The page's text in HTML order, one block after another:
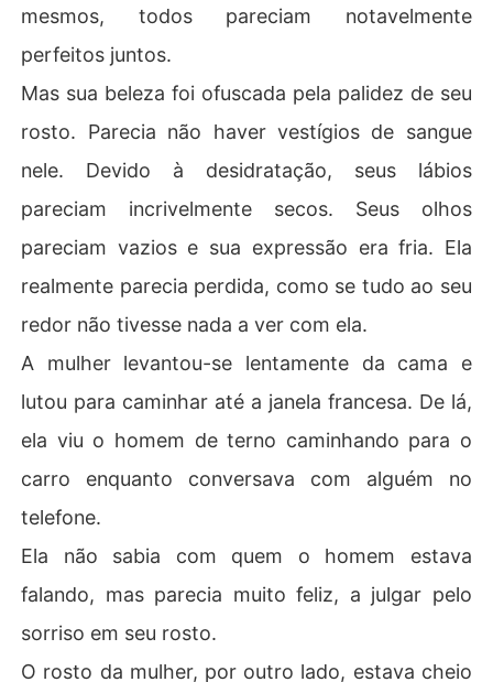
mesmos, todos pareciam notavelmente
perfeitos juntos.
Mas sua beleza foi ofuscada pela palidez de seu
rosto. Parecia não haver vestígios de sangue
nele. Devido à desidratação, seus lábios
pareciam incrivelmente secos. Seus olhos
pareciam vazios e sua expressão era fria. Ela
realmente parecia perdida, como se tudo ao seu
redor não tivesse nada a ver com ela.
A mulher levantou-se lentamente da cama e
lutou para caminhar até a janela francesa. De lá,
ela viu o homem de terno caminhando para o
carro enquanto conversava com alguém no
telefone.
Ela não sabia com quem o homem estava
falando, mas parecia muito feliz, a julgar pelo
sorriso em seu rosto.
O rosto da mulher, por outro lado, estava cheio